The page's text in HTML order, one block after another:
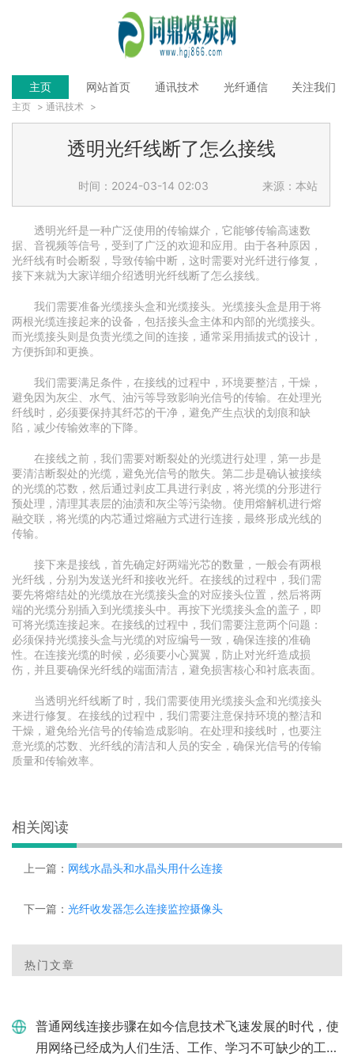
主页 网站首页 通讯技术 光纤通信 关注我们
主页 > 通讯技术 >
透明光纤线断了怎么接线
时间：2024-03-14 02:03 来源：本站
透明光纤是一种广泛使用的传输媒介，它能够传输高速数
据、音视频等信号，受到了广泛的欢迎和应用。由于各种原因，
光纤线有时会断裂，导致传输中断，这时需要对光纤进行修复，
接下来就为大家详细介绍透明光纤线断了怎么接线。
我们需要准备光缆接头盒和光缆接头。光缆接头盒是用于将
两根光缆连接起来的设备，包括接头盒主体和内部的光缆接头。
而光缆接头则是负责光缆之间的连接，通常采用插拔式的设计，
方便拆卸和更换。
我们需要满足条件，在接线的过程中，环境要整洁，干燥，
避免因为灰尘、水气、油污等导致影响光信号的传输。在处理光
纤线时，必须要保持其纤芯的干净，避免产生点状的划痕和缺
陷，减少传输效率的下降。
在接线之前，我们需要对断裂处的光缆进行处理，第一步是
要清洁断裂处的光缆，避免光信号的散失。第二步是确认被接续
的光缆的芯数，然后通过剥皮工具进行剥皮，将光缆的分形进行
预处理，清理其表层的油渍和灰尘等污染物。使用熔解机进行熔
融交联，将光缆的内芯通过熔融方式进行连接，最终形成光线的
传输。
接下来是接线，首先确定好两端光芯的数量，一般会有两根
光纤线，分别为发送光纤和接收光纤。在接线的过程中，我们需
要先将熔结处的光缆放在光缆接头盒的对应接头位置，然后将两
端的光缆分别插入到光缆接头中。再按下光缆接头盒的盖子，即
可将光缆连接起来。在接线的过程中，我们需要注意两个问题：
必须保持光缆接头盒与光缆的对应编号一致，确保连接的准确
性。在连接光缆的时候，必须要小心翼翼，防止对光纤造成损
伤，并且要确保光纤线的端面清洁，避免损害核心和衬底表面。
当透明光纤线断了时，我们需要使用光缆接头盒和光缆接头
来进行修复。在接线的过程中，我们需要注意保持环境的整洁和
干燥，避免给光信号的传输造成影响。在处理和接线时，也要注
意光缆的芯数、光纤线的清洁和人员的安全，确保光信号的传输
质量和传输效率。
相关阅读
上一篇： 网线水晶头和水晶头用什么连接
下一篇： 光纤收发器怎么连接监控摄像头
热门文章
普通网线连接步骤在如今信息技术飞速发展的时代，使
用网络已经成为人们生活、工作、学习不可缺少的工